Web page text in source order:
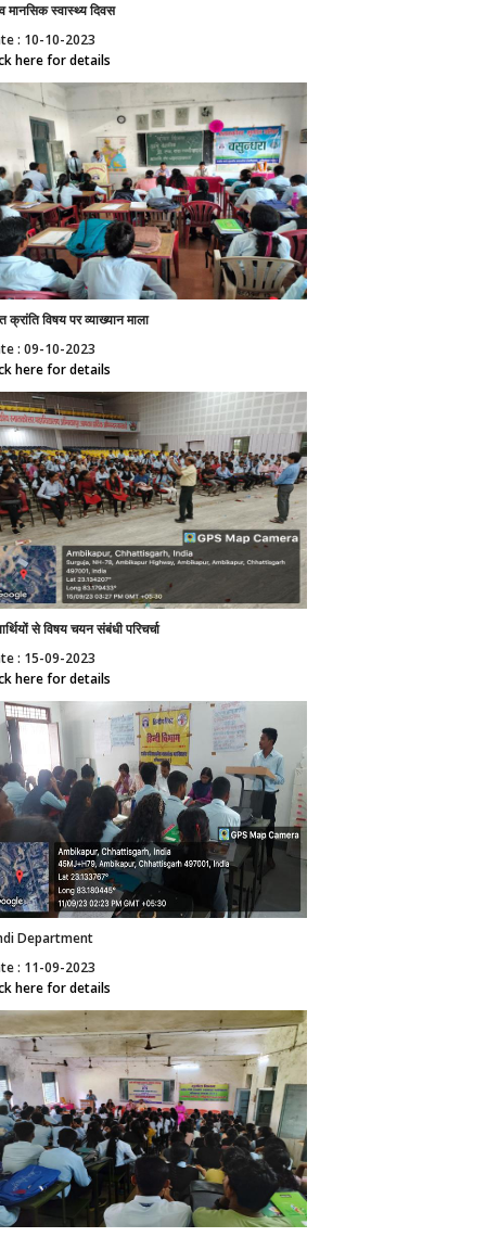
मानसिक स्वास्थ्य दिवस
: 10-10-2023
here for details
क्रांति विषय पर व्याख्यान माला
: 09-10-2023
here for details
से विषय चयन संबंधी परिचर्चा
: 15-09-2023
here for details
Department
: 11-09-2023
here for details